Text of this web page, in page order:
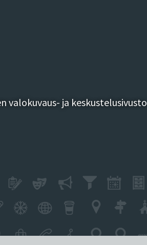
valokuvaus- ja